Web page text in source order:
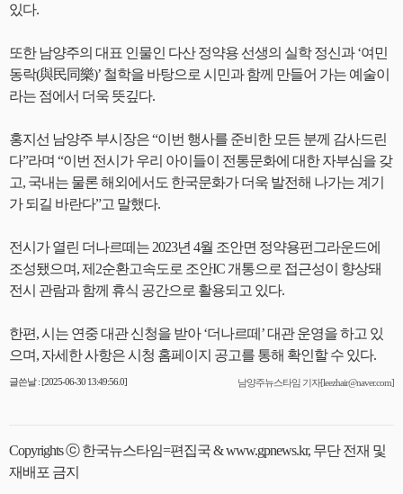
있다.
또한 남양주의 대표 인물인 다산 정약용 선생의 실학 정신과 ‘여민
동락(與民同樂)’ 철학을 바탕으로 시민과 함께 만들어 가는 예술이
라는 점에서 더욱 뜻깊다.
홍지선 남양주 부시장은 “이번 행사를 준비한 모든 분께 감사드린
다”라며 “이번 전시가 우리 아이들이 전통문화에 대한 자부심을 갖
고, 국내는 물론 해외에서도 한국문화가 더욱 발전해 나가는 계기
가 되길 바란다”고 말했다.
전시가 열린 더나르떼는 2023년 4월 조안면 정약용펀그라운드에
조성됐으며, 제2순환고속도로 조안IC 개통으로 접근성이 향상돼
전시 관람과 함께 휴식 공간으로 활용되고 있다.
한편, 시는 연중 대관 신청을 받아 ‘더나르떼’ 대관 운영을 하고 있
으며, 자세한 사항은 시청 홈페이지 공고를 통해 확인할 수 있다.
글쓴날 : [2025-06-30 13:49:56.0] 남양주뉴스타임 기자[leezhair@naver.com]
Copyrights ⓒ 한국뉴스타임=편집국 & www.gpnews.kr, 무단 전재 및
재배포 금지